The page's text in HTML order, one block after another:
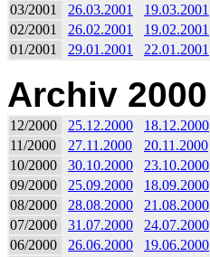
03/2001
26.03.2001 19.03.2001
02/2001
26.02.2001 19.02.2001
01/2001
29.01.2001 22.01.2001
Archiv 2000
12/2000 25.12.2000 18.12.2000
11/2000
27.11.2000 20.11.2000
10/2000
30.10.2000 23.10.2000
09/2000
25.09.2000 18.09.2000
08/2000
28.08.2000 21.08.2000
07/2000
31.07.2000 24.07.2000
06/2000
26.06.2000 19.06.2000